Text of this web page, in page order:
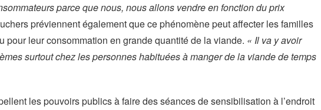
parce que nous, nous allons vendre en fonction du prix
préviennent également que ce phénomène peut affecter les familles
pour leur consommation en grande quantité de la viande. « Il va y avoir
surtout chez les personnes habituées à manger de la viande de temps
les pouvoirs publics à faire des séances de sensibilisation à l’endroit